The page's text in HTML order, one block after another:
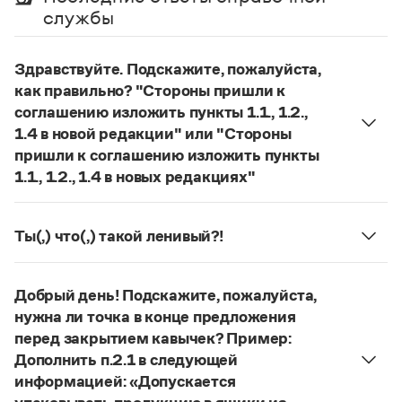
Словари русского языка как государственного
Справочники
Правила русской орфографии и пунктуации
Русский язык. Краткий теоретический курс
для школьников
Письмовник
Справочник по фразеологии
Азбучные истины
Словарь-справочник непростые слова
Все справочники портала
Журнал
Новости и события
Управление в русском языке
Словарь русских имён
Правила русской орфографии и пунктуации
(1956)
службы
Здравствуйте. Подскажите, пожалуйста,
как правильно? "Стороны пришли к
соглашению изложить пункты 1.1., 1.2.,
1.4 в новой редакции" или "Стороны
пришли к соглашению изложить пункты
1.1., 1.2., 1.4 в новых редакциях"
Корректно использовать единственное
пункты 1.1., 1.2., 1.4 в новой редакции
Ты(,) что(,) такой ленивый?!
Возможны варианты с разным смыслом:Ты что,
ленивый?»);Ты что такой ленивый?(«Почему
ты такой ленивый?»).
Страница ответа
Добрый день! Подскажите, пожалуйста,
нужна ли точка в конце предложения
перед закрытием кавычек? Пример:
Дополнить п.2.1 в следующей
информацией: «Допускается